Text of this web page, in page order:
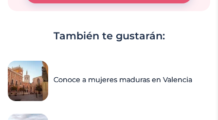
También te gustarán:
Conoce a mujeres maduras en Valencia